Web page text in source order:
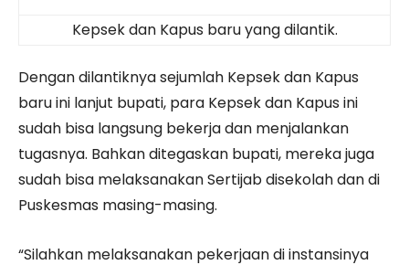
Kepsek dan Kapus baru yang dilantik.
Dengan dilantiknya sejumlah Kepsek dan Kapus
baru ini lanjut bupati, para Kepsek dan Kapus ini
sudah bisa langsung bekerja dan menjalankan
tugasnya. Bahkan ditegaskan bupati, mereka juga
sudah bisa melaksanakan Sertijab disekolah dan di
Puskesmas masing-masing.
“Silahkan melaksanakan pekerjaan di instansinya